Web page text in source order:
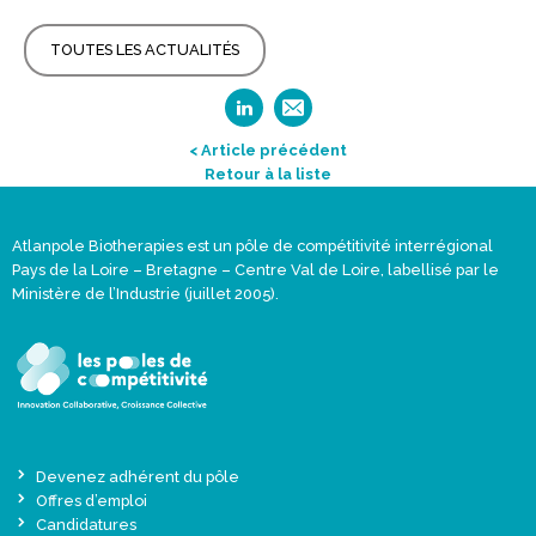
TOUTES LES ACTUALITÉS
< Article précédent
Retour à la liste
Atlanpole Biotherapies est un pôle de compétitivité interrégional
Pays de la Loire – Bretagne – Centre Val de Loire, labellisé par le
Ministère de l’Industrie (juillet 2005).
Devenez adhérent du pôle
Offres d’emploi
Candidatures